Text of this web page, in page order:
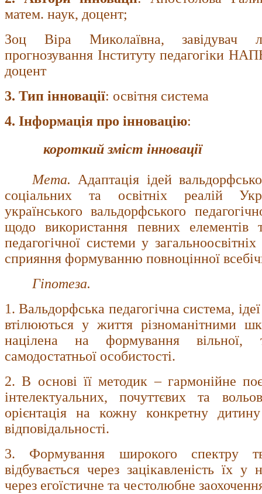
матем. наук, доцент;
Зоц Віра Миколаївна, завідувач
прогнозування Інституту педагогіки
доцент
3. Тип інновації: освітня система
4. Інформація про інновацію:
короткий зміст інновації
Мета.Адаптація ідей
соціальних та освітніх реалій
українського вальдорфського
щодо використання певних елементів
педагогічної системи у
сприяння формуванню повноцінної
Гіпотеза.
1. Вальдорфська педагогічна система,
втілюються у життя різноманітними
націлена на формування вільної,
самодостатньої особистості.
2. В основі її методик – гармонійне
інтелектуальних, почуттєвих та
орієнтація на кожну конкретну
відповідальності.
3. Формування широкого спектру
відбувається через зацікавленість їх
через егоїстичне та честолюбне